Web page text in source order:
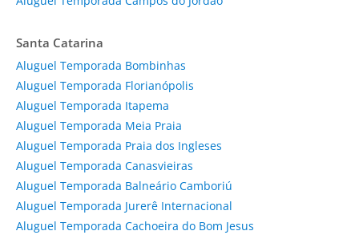
Santa Catarina
Aluguel Temporada Bombinhas
Aluguel Temporada Florianópolis
Aluguel Temporada Itapema
Aluguel Temporada Meia Praia
Aluguel Temporada Praia dos Ingleses
Aluguel Temporada Canasvieiras
Aluguel Temporada Balneário Camboriú
Aluguel Temporada Jurerê Internacional
Aluguel Temporada Cachoeira do Bom Jesus